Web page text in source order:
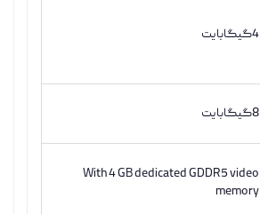
4گیگابایت
8گیگابایت
With 4 GB dedicated GDDR5 video
memory